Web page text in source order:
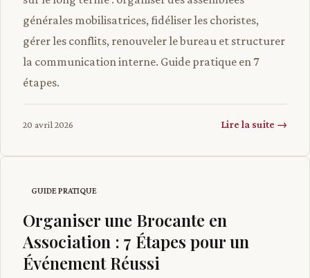
générales mobilisatrices, fidéliser les choristes,
gérer les conflits, renouveler le bureau et structurer
la communication interne. Guide pratique en 7
étapes.
20 avril 2026 Lire la suite →
GUIDE PRATIQUE
Organiser une Brocante en
Association : 7 Étapes pour un
Événement Réussi